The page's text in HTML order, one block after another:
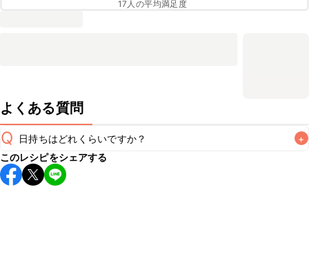
17 人の平均満足度
よくある質問
Q 日持ちはどれくらいですか？ +
保存期間は常温で2~3日が目安です。なるべくお早めにお召
し上がりください。
このレシピをシェアする